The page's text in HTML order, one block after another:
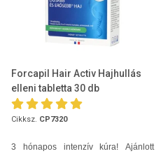
Forcapil Hair Activ Hajhullás
elleni tabletta 30 db
Cikksz. CP7320
3 hónapos intenzív kúra! Ajánlott